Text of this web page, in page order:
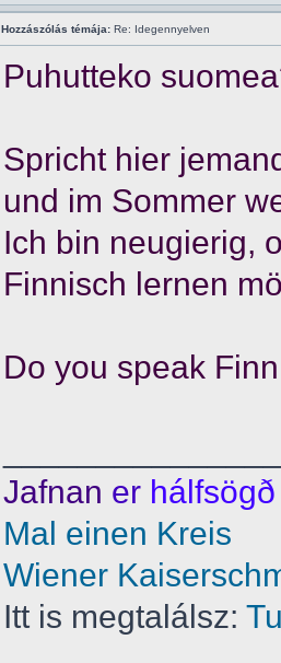
Hozzászólás témája: Re: Idegennyelven
Puhutteko
Spricht hier
und im Sommer
Ich bin neugierig,
Finnisch lernen
Do you speak
Jafnan er hálfsögð
Mal einen Kreis
Wiener
Itt is megtalálsz: